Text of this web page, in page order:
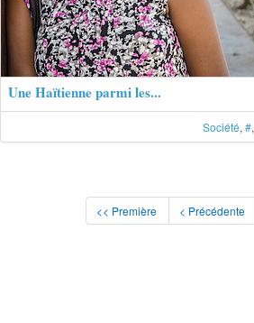
Une Haïtienne parmi les...
Société, #,
<< Première < Précédente